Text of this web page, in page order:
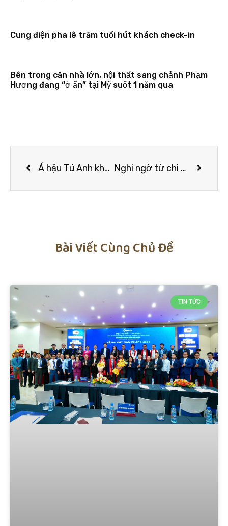
Cung điện pha lê trăm tuổi hút khách check-in
Bên trong căn nhà lớn, nội thất sang chảnh Phạm
Hương đang “ở ẩn” tại Mỹ suốt 1 năm qua
Á hậu Tú Anh khoe mặt mộc quá xinh, nhưng bí mật nhỏ làm nên nhan sắc mộc hoàn hảo mới là điều đáng chú ý Nghi ngờ từ chi tiết nhỏ của bồn cầu, người phụ nữ bất ngờ phát hiện bạn trai cũ sống trên gác mái nhà mình bấy lâu
Bài Viết Cùng Chủ Đề
TIN TỨC